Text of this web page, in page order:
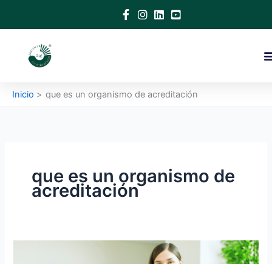
Inicio que es un organismo de acreditación
que es un organismo de
acreditación